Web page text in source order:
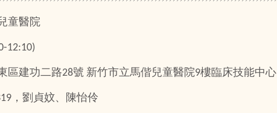
童醫院
12:10)
區建功二路28號 新竹市立馬偕兒童醫院9樓臨床技能中心
，劉貞妏、陳怡伶